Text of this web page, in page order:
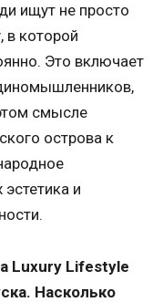
ищут не просто
в которой
Это включает
смысле
острова к
и
Luxury Lifestyle
Насколько